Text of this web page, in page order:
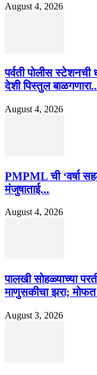
August 4, 2026
पर्वती पोलीस
देशी पिस्तुल
August 4, 2026
PMPML ची ‘वर्षा
मंजुषाताई...
August 4, 2026
पालखी सोहळ्याच्या
माणुसकीचा झरा; मोफत
August 3, 2026